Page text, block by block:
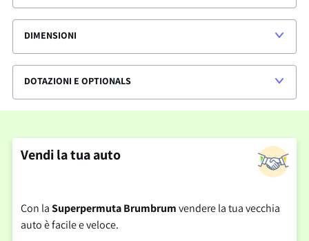
DIMENSIONI
DOTAZIONI E OPTIONALS
Vendi la tua auto
Con laSuperpermuta Brumbrumvendere la tua vecchia
auto è facile e veloce.